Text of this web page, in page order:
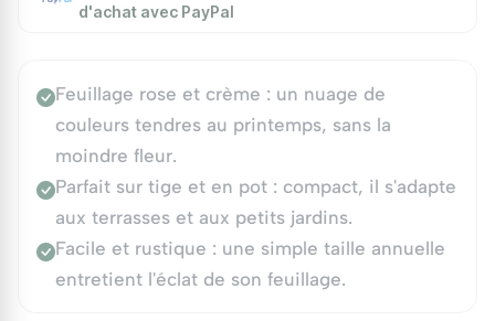
d'achat avec PayPal
Feuillage rose et crème : un nuage de
couleurs tendres au printemps, sans la
moindre fleur.
Parfait sur tige et en pot : compact, il s'adapte
aux terrasses et aux petits jardins.
Facile et rustique : une simple taille annuelle
entretient l'éclat de son feuillage.